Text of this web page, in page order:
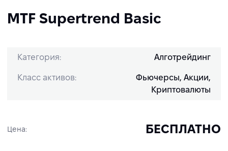
MTF Supertrend Basic
Категория: Алготрейдинг
Класс активов:
Фьючерсы, Акции,
Криптовалюты
Цена: БЕСПЛАТНО